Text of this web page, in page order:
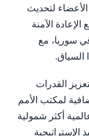
الأعضاء لتحديث
الآمنة
سوريا، مع
السياق.
القدرات
لمكتب الأمم
أكثر شمولية
الإستراتيجية